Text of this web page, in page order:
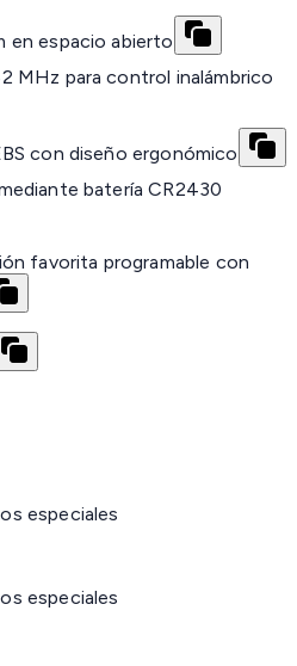
en espacio abierto
MHz para control inalámbrico
con diseño ergonómico
batería CR2430
favorita programable con
especiales
especiales